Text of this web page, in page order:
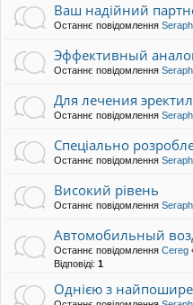
Ваш надійний
Останнє повідомлення
Эффективный
Останнє повідомлення
Для лечения
Останнє повідомлення
Спеціально
Останнє повідомлення
Високий рівень
Останнє повідомлення
Автомобильный
Останнє повідомлення Cereg
Відповіді: 1
Однією з